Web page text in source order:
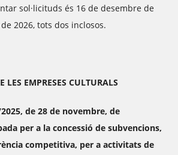
sol·licituds és 16 de desembre de
2026, tots dos inclosos.
LES EMPRESES CULTURALS
de 28 de novembre, de
per a la concessió de subvencions,
competitiva, per a activitats de